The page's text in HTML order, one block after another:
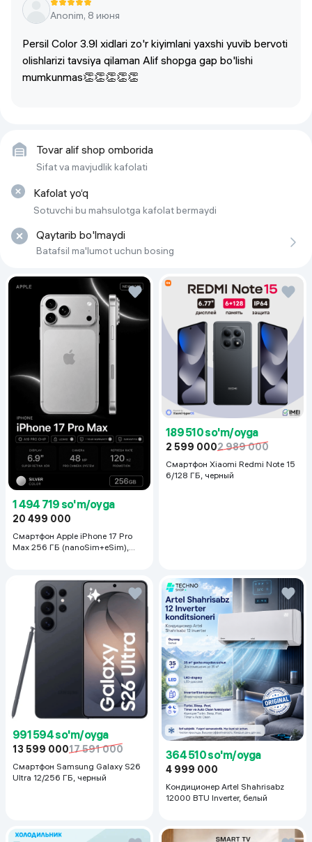
Anonim, 8 июня
Persil Color 3.9l xidlari zo'r kiyimlani yaxshi yuvib bervoti
olishlarizi tavsiya qilaman Alif shopga gap bo'lishi
mumkunmas👏👏👏👏👏
Tovar alif shop omborida
Sifat va mavjudlik kafolati
Kafolat yo‘q
Sotuvchi bu mahsulotga kafolat bermaydi
Qaytarib bo'lmaydi
Batafsil ma'lumot uchun bosing
1 494 719 so'm/oyga
20 499 000
Смартфон Apple iPhone 17 Pro
Max 256 ГБ (nanoSim+eSim),
189 510 so'm/oyga
2 599 0002 989 000
Смартфон Xiaomi Redmi Note 15
6/128 ГБ, черный
991 594 so'm/oyga
13 599 00017 591 000
Смартфон Samsung Galaxy S26
Ultra 12/256 ГБ, черный
364 510 so'm/oyga
4 999 000
Кондиционер Artel Shahrisabz
12000 BTU Inverter, белый